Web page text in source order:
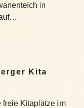
in
Kita
freie Kitaplätze im